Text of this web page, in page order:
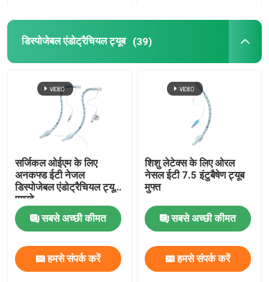
डिस्पोजेबल एंडोट्रैचियल ट्यूब (39)
सर्जिकल ओईएम के लिए
अनकफ्ड ईटी नेजल
डिस्पोजेबल एंडोट्रैचियल ट्यूब
एयरवे
सबसे अच्छी कीमत
हमसे संपर्क करें
शिशु लेटेक्स के लिए ओरल
नेसल ईटी 7.5 इंटुबैषेण ट्यूब
मुफ्त
सबसे अच्छी कीमत
हमसे संपर्क करें